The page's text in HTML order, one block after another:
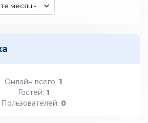
Онлайн всего: 1
Гостей: 1
Пользователей: 0